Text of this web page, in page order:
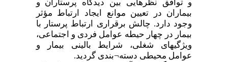
و توافق نظرهایی بین دیدگاه پرستاران و
بیماران در تعیین موانع ایجاد ارتباط مؤثر
وجود دارد. چالش برقراری ارتباط پرستار با
بیمار در چهار حیطه عوامل فردی و اجتماعی،
ویژگیهای شغلی، شرایط بالینی بیمار و
عوامل محیطی دسته¬بندی گردید.